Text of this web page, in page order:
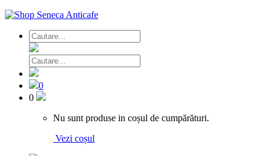
0
0
Nu sunt produse in coșul de cumpărături.
Vezi coșul